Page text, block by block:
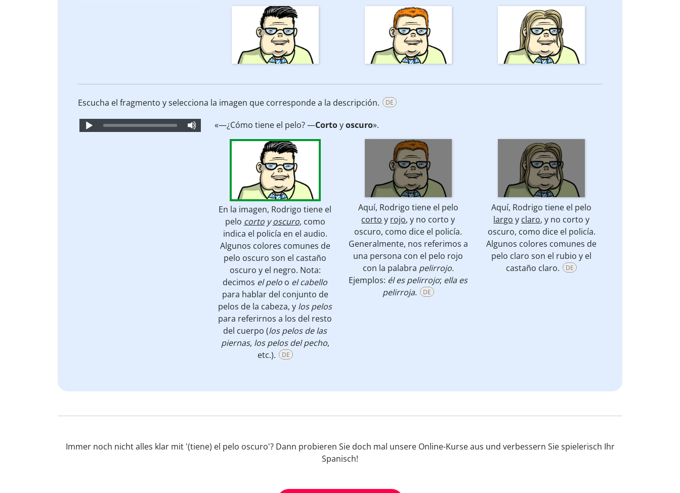
Escucha el fragmento y selecciona la imagen que corresponde a la descripción. DE
Audio
«—¿Cómo tiene el pelo? —Cortoyoscuro».
En la imagen, Rodrigo tiene el
pelo cortoyoscuro, como
indica el policía en el audio.
Algunos colores comunes de
pelo oscuro son el castaño
oscuro y el negro. Nota:
decimos el pelo o el cabello
para hablar del conjunto de
pelos de la cabeza, y los pelos
para referirnos a los del resto
del cuerpo (los pelos de las
piernas, los pelos del pecho,
etc.).
DE
Aquí, Rodrigo tiene el pelo
corto y rojo, y no corto y
oscuro, como dice el policía.
Generalmente, nos referimos a
una persona con el pelo rojo
con la palabra pelirrojo.
Ejemplos: él es pelirrojo; ella es
pelirroja. DE
Aquí, Rodrigo tiene el pelo
largo y claro, y no corto y
oscuro, como dice el policía.
Algunos colores comunes de
pelo claro son el rubio y el
castaño claro.
DE
Immer noch nicht alles klar mit '(tiene) el pelo oscuro'? Dann probieren Sie doch mal unsere Online-Kurse aus und verbessern Sie spielerisch Ihr
Spanisch!